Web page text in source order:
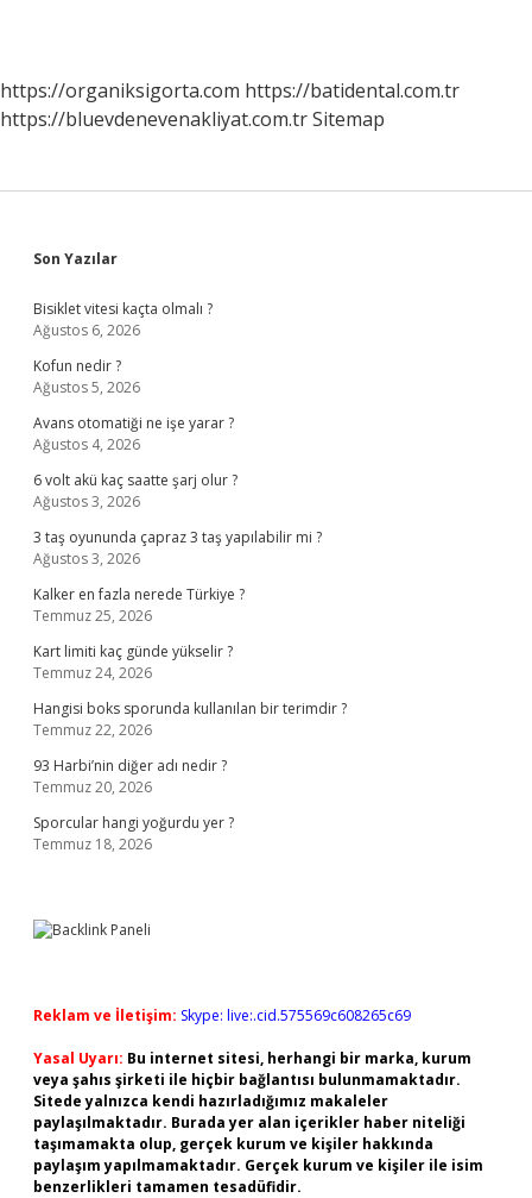
https://organiksigorta.com https://batidental.com.tr
https://bluevdenevenakliyat.com.trSitemap
Sidebar
Son Yazılar
Bisiklet vitesi kaçta olmalı ?
Ağustos 6, 2026
Kofun nedir ?
Ağustos 5, 2026
Avans otomatiği ne işe yarar ?
Ağustos 4, 2026
6 volt akü kaç saatte şarj olur ?
Ağustos 3, 2026
3 taş oyununda çapraz 3 taş yapılabilir mi ?
Ağustos 3, 2026
Kalker en fazla nerede Türkiye ?
Temmuz 25, 2026
Kart limiti kaç günde yükselir ?
Temmuz 24, 2026
Hangisi boks sporunda kullanılan bir terimdir ?
Temmuz 22, 2026
93 Harbi’nin diğer adı nedir ?
Temmuz 20, 2026
Sporcular hangi yoğurdu yer ?
Temmuz 18, 2026
Reklam ve İletişim: Skype: live:.cid.575569c608265c69
Yasal Uyarı: Bu internet sitesi, herhangi bir marka, kurum
veya şahıs şirketi ile hiçbir bağlantısı bulunmamaktadır.
Sitede yalnızca kendi hazırladığımız makaleler
paylaşılmaktadır. Burada yer alan içerikler haber niteliği
taşımamakta olup, gerçek kurum ve kişiler hakkında
paylaşım yapılmamaktadır. Gerçek kurum ve kişiler ile isim
benzerlikleri tamamen tesadüfidir.